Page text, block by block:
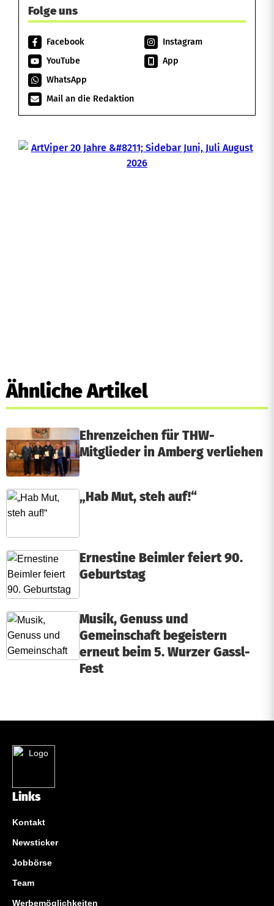
Folge uns
Facebook
Instagram
YouTube
App
WhatsApp
Mail an die Redaktion
Ähnliche Artikel
Ehrenzeichen für THW-
Mitglieder in Amberg verliehen
„Hab Mut, steh auf!“
Ernestine Beimler feiert 90.
Geburtstag
Musik, Genuss und
Gemeinschaft begeistern
erneut beim 5. Wurzer Gassl-
Fest
Links
Kontakt
Newsticker
Jobbörse
Team
Werbemöglichkeiten